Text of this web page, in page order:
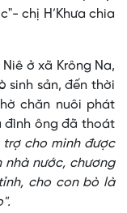
chị H’Khưa chia
ở xã Krông Na,
sinh sản, đến thời
chăn nuôi phát
đình ông đã thoát
trợ cho mình được
nước, chương
cho con bò là